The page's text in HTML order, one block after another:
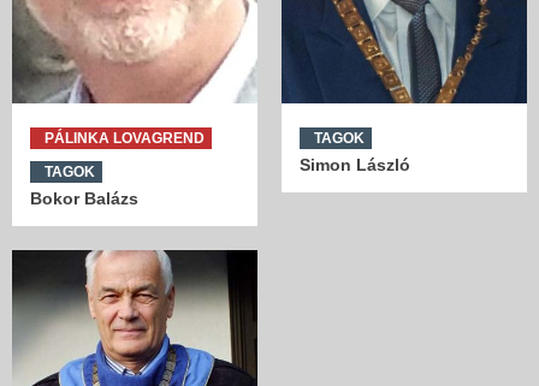
PÁLINKA LOVAGREND
TAGOK
Bokor Balázs
TAGOK
Simon László